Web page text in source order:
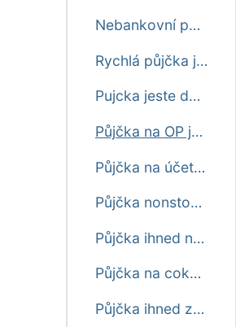
Nebankovní půjčka ještě dnes
Rychlá půjčka ještě dnes
Pujcka jeste dnes
Půjčka na OP ještě dnes
Půjčka na účet ihned ještě dnes
Půjčka nonstop ještě dnes
Půjčka ihned na bankovní účet ještě dnes
Půjčka na cokoliv ještě dnes
Půjčka ihned zdarma ještě dnes